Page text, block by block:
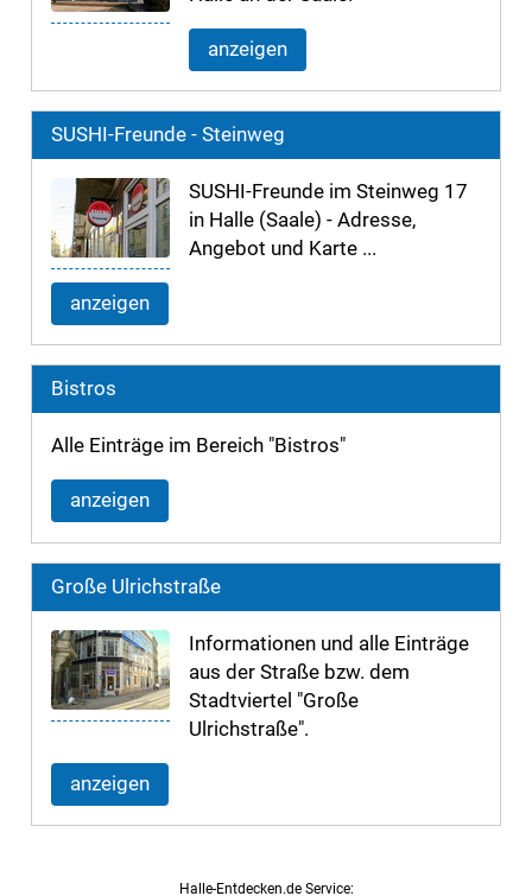
anzeigen
SUSHI-Freunde - Steinweg
SUSHI-Freunde im Steinweg 17
in Halle (Saale) - Adresse,
Angebot und Karte ...
anzeigen
Bistros
Alle Einträge im Bereich "Bistros"
anzeigen
Große Ulrichstraße
Informationen und alle Einträge
aus der Straße bzw. dem
Stadtviertel "Große
Ulrichstraße".
anzeigen
Halle-Entdecken.de Service: